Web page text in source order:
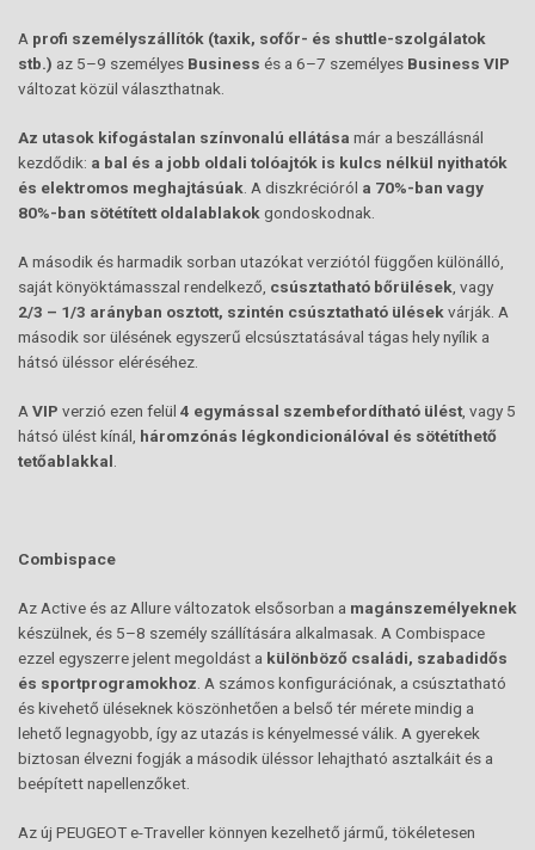
A profi személyszállítók (taxik, sofőr- és shuttle-szolgálatok
stb.) az 5–9 személyes Business és a 6–7 személyes Business VIP
változat közül választhatnak.
Az utasok kifogástalan színvonalú ellátása már a beszállásnál
kezdődik: a bal és a jobb oldali tolóajtók is kulcs nélkül nyithatók
és elektromos meghajtásúak . A diszkrécióról a 70%-ban vagy
80%-ban sötétített oldalablakok gondoskodnak.
A második és harmadik sorban utazókat verziótól függően különálló,
saját könyöktámasszal rendelkező, csúsztatható bőrülések , vagy
2/3 – 1/3 arányban osztott, szintén csúsztatható ülések várják. A
második sor ülésének egyszerű elcsúsztatásával tágas hely nyílik a
hátsó üléssor eléréséhez.
A VIP verzió ezen felül 4 egymással szembefordítható ülést , vagy 5
hátsó ülést kínál, háromzónás légkondicionálóval és sötétíthető
tetőablakkal
Combispace
Az Active és az Allure változatok elsősorban a magánszemélyeknek
készülnek, és 5–8 személy szállítására alkalmasak. A Combispace
ezzel egyszerre jelent megoldást a különböző családi, szabadidős
és sportprogramokhoz . A számos konfigurációnak, a csúsztatható
és kivehető üléseknek köszönhetően a belső tér mérete mindig a
lehető legnagyobb, így az utazás is kényelmessé válik. A gyerekek
biztosan élvezni fogják a második üléssor lehajtható asztalkáit és a
beépített napellenzőket.
Az új PEUGEOT e-Traveller könnyen kezelhető jármű, tökéletesen